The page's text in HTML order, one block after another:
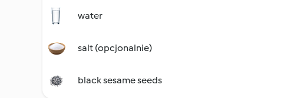
water
salt (opcjonalnie)
black sesame seeds